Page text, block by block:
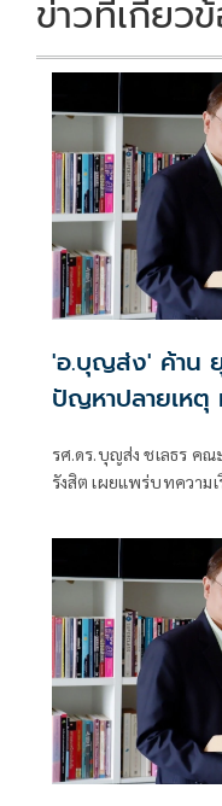
ข่าวที่เกี่ยว
'อ.บุญส่ง' ค้าน
ปัญหาปลายเหตุ
รศ.ดร.บุญส่ง ชเลธร ค
รังสิต เผยแพร่บทความ